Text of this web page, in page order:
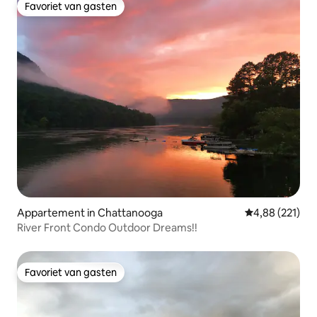
Favoriet van gasten
Favoriet van gasten
Appartement in Chattanooga Gemiddelde
4,88 (221)
River Front Condo Outdoor Dreams!!
Favoriet van gasten
Favoriet van gasten